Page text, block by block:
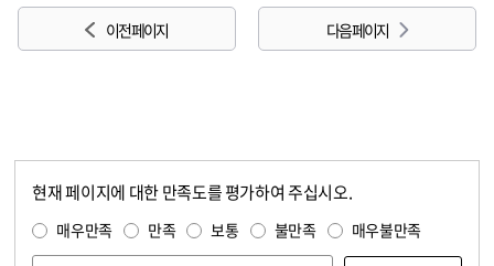
이전 페이지 다음 페이지
현재 페이지에 대한 만족도를 평가하여 주십시오.
매우만족 만족 보통 불만족 매우불만족